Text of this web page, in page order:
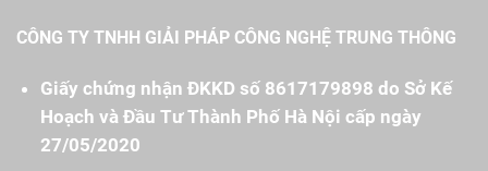
CÔNG TY TNHH GIẢI PHÁP CÔNG NGHỆ TRUNG THÔNG
Giấy chứng nhận ĐKKD số 8617179898 do Sở Kế
Hoạch và Đầu Tư Thành Phố Hà Nội cấp ngày
27/05/2020